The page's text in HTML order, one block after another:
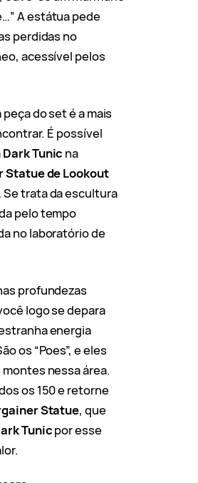
A estátua pede
perdidas no
acessível pelos
do set é a mais
É possível
Dark Tunic na
Statue de Lookout
Se trata da escultura
pelo tempo
no laboratório de
profundezas
logo se depara
energia
os “Poes”, e eles
nessa área.
os 150 e retorne
Statue, que
Tunicpor esse